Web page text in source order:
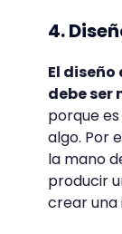
4.
El
debe ser
porque
algo. Por
la mano
producir
crear una